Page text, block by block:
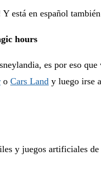
Y está en español
hours
es por eso
o Cars Land y luego irse
y juegos artificiales